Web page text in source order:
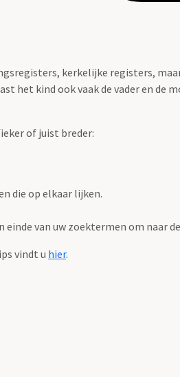
kerkelijke registers,
het kind ook vaak de vader en de
of juist breder:
die op elkaar lijken.
einde van uw zoektermen om naar
vindt u hier.